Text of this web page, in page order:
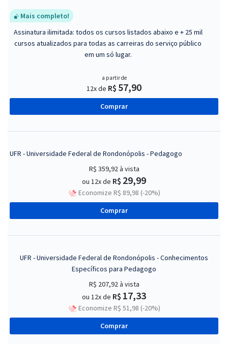
Mais completo!
Assinatura ilimitada: todos os cursos listados abaixo e + 25 mil
cursos atualizados para todas as carreiras do serviço público
em um só lugar.
a partir de
12x de R$ 57,90
Comprar
UFR - Universidade Federal de Rondonópolis - Pedagogo
R$ 359,92à vista
ou 12x de R$ 29,99
Economize R$ 89,98 (-20%)
Comprar
UFR - Universidade Federal de Rondonópolis - Conhecimentos
Específicos para Pedagogo
R$ 207,92à vista
ou 12x de R$ 17,33
Economize R$ 51,98 (-20%)
Comprar